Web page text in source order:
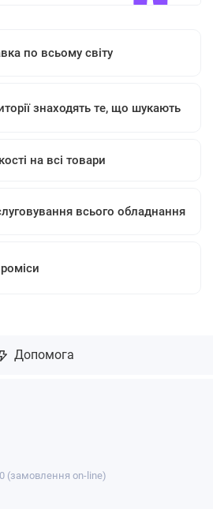
по всьому світу
знаходять те, що шукають
на всі товари
всього обладнання
Допомога
(замовлення on-line)